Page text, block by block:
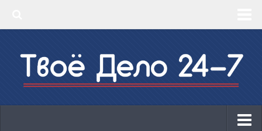
‣ КБК 2019